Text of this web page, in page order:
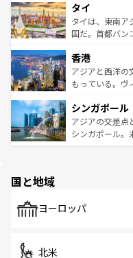
リティに包まれ
覧を参照してほ
急速な発展と共
ーチミン市のフ
醸し出している
とつ。フォーや
ひ現地で味わい
が旅行者を迎え
参照してほしい。
タイ
タイは、東南ア
国だ。首都バン
の活気が交差し
帯で自然と触れ
いビーチでリゾ
激する。気候は
が待っている。
た文化、そして
香港
アジアと西洋の
もっている。ヴ
み、どこを訪れ
ており、効率よ
うな絶景から文
シンガポール
アジアの交差点
シンガポール。
で、ホーカーズ
国と地域
ヨーロッパ
北米